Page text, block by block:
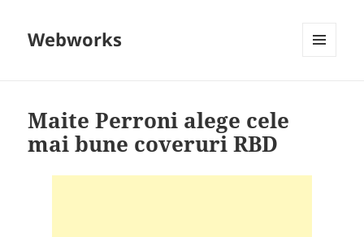
Webworks
Maite Perroni alege cele
mai bune coveruri RBD